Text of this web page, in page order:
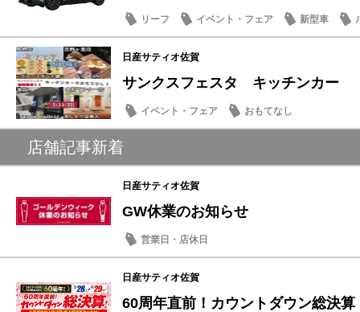
リーフ イベント・フェア 新型車
日産サティオ佐賀
サンクスフェスタ キッチンカー
イベント・フェア おもてなし
店舗記事新着
日産サティオ佐賀
GW休業のお知らせ
営業日・店休日
日産サティオ佐賀
60周年直前！カウントダウン総決算